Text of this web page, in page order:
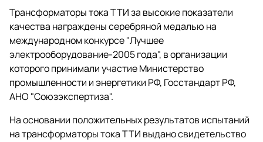
Трансформаторы тока ТТИ за высокие показатели
качества награждены серебряной медалью на
международном конкурсе "Лучшее
электрооборудование-2005 года", в организации
которого принимали участие Министерство
промышленности и энергетики РФ, Госстандарт РФ,
АНО "Союзэкспертиза".
На основании положительных результатов испытаний
на трансформаторы тока ТТИ выдано свидетельство